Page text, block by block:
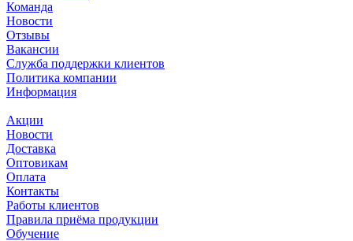
Команда
Новости
Отзывы
Вакансии
Служба поддержки клиентов
Политика компании
Информация
Акции
Новости
Доставка
Оптовикам
Оплата
Контакты
Работы клиентов
Правила приёма продукции
Обучение